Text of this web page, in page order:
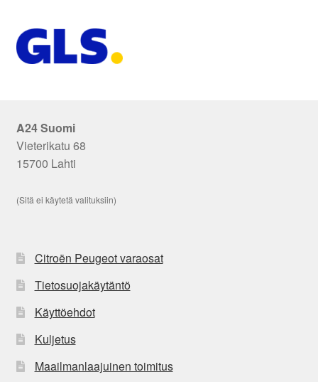
A24 Suomi
Vieterikatu 68
15700 Lahti
(Sitä ei käytetä valituksiin)
Citroën Peugeot varaosat
Tietosuojakäytäntö
Käyttöehdot
Kuljetus
Maailmanlaajuinen toimitus